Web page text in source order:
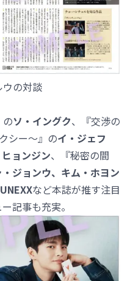
の対談
のソ・イングク、『交渉の
シー～』のイ・ジェフ
ョンジン、『秘密の間
ジョンウ、キム・ホヨン
など本誌が推す注目
記事も充実。